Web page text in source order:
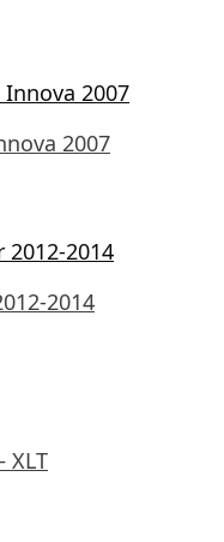
2007
2014
XLT